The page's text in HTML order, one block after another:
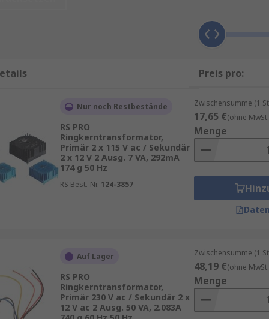
von mehreren technischen Kriterien ab.Prüfen Sie
werden häufig Eingangsspannungen von 230 V AC
12 V, 24 V oder 48 V beträgt.
. Der Transformator sollte ausreichend Reserven bieten,
die Lebensdauer erhöhen.Berücksichtigen Sie
empfehlen sich Ringkerntransformatoren aufgrund
Preis pro:
Nur noch Restbestände
RS PRO
Ringkerntransformator,
Primär 2 x 115 V ac / Sekundär
2 x 12 V 2 Ausg. 7 VA, 292mA
174 g 50 Hz
RS Best.-Nr. 124-3857
Zwischensumme (1
17,65 €(ohne
Menge
Auf Lager
RS PRO
Ringkerntransformator,
Primär 230 V ac / Sekundär 2 x
12 V ac 2 Ausg. 50 VA, 2.083A
Zwischensumme (1
48,19 €(ohne
Menge